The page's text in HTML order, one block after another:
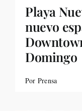
Playa
nuevo
Domingo
Por Prensa